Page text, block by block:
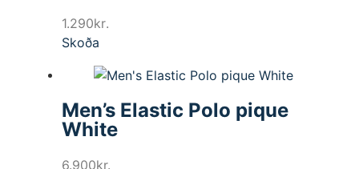
1.290kr.
Skoða
Men’s Elastic Polo pique
White
6.900kr.